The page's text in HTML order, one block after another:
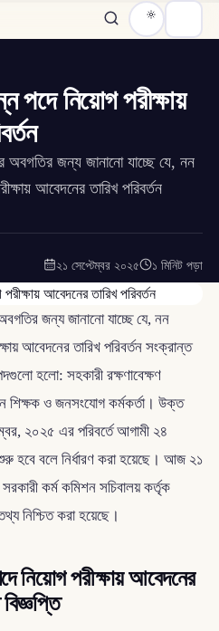
পদে নিয়োগ পরীক্ষায়
অবগতির জন্য জানানো যাচ্ছে যে, নন
আবেদনের তারিখ পরিবর্তন
২১ সেপ্টেম্বর ২০২৫ ১ মিনিট পড়া
জন্য জানানো যাচ্ছে যে, নন
আবেদনের তারিখ পরিবর্তন সংক্রান্ত
হলো: সহকারী রক্ষণাবেক্ষণ
শিক্ষক ও জনসংযোগ কর্মকর্তা। উক্ত
২০২৫ এর পরিবর্তে আগামী ২৪
হবে বলে নির্ধারণ করা হয়েছে। আজ ২১
কর্ম কমিশন সচিবালয় কর্তৃক
নিশ্চিত করা হয়েছে।
নিয়োগ পরীক্ষায় আবেদনের